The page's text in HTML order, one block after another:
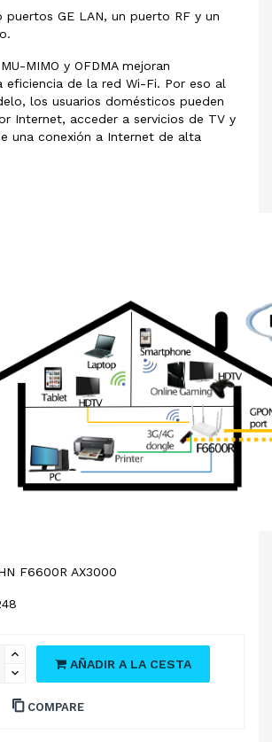
puertos GE LAN, un puerto RF y un
MIMO y OFDMA mejoran
eficiencia de la red Wi-Fi. Por eso al
los usuarios domésticos pueden
Internet, acceder a servicios de TV y
una conexión a Internet de alta
F6600R AX3000
AÑADIR A LA CESTA
COMPARE